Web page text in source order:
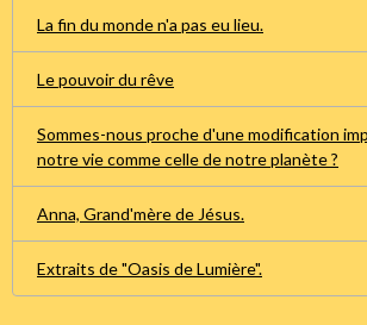
La fin du monde n'a pas eu lieu.
Le pouvoir du rêve
Sommes-nous proche d'une modification
notre vie comme celle de notre planète ?
Anna, Grand'mère de Jésus.
Extraits de "Oasis de Lumière".